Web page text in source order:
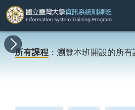
所
有
課
新
消
程
地
資
簡
業
名
名
資
於
本
願
專
所有課程 ：瀏覽本班開設的所有